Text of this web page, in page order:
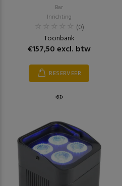
Bar
Inrichting
(0)
Toonbank
€157,50 excl. btw
RESERVEER